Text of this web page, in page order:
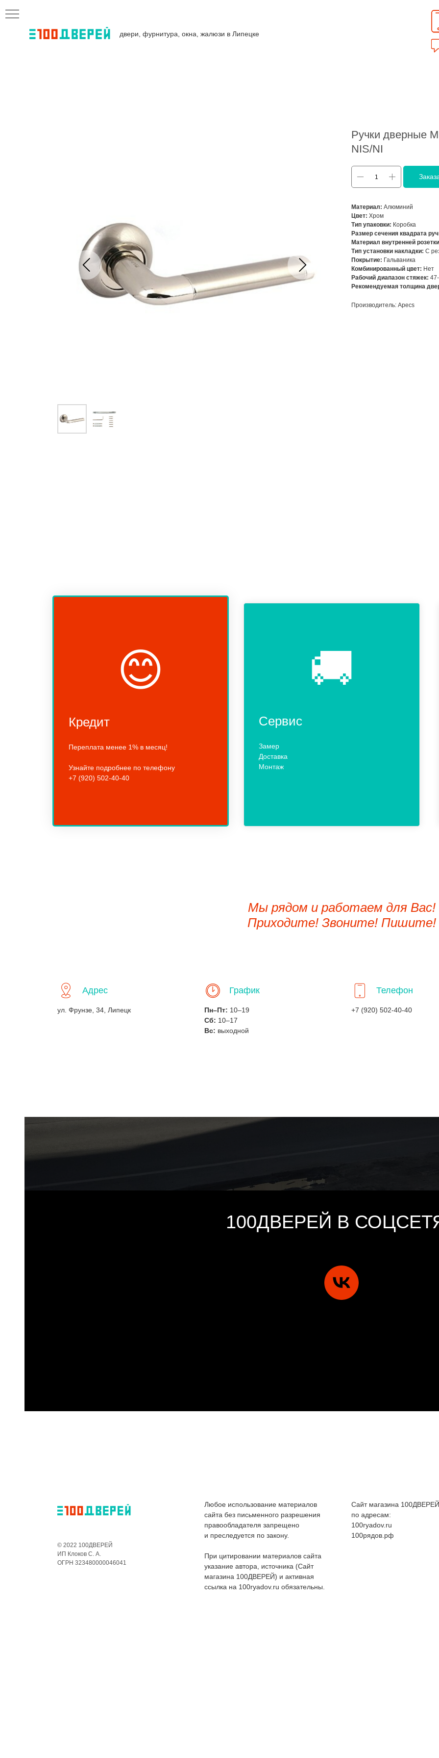
двери, фурнитура, окна, жалюзи в Липецке
Ручки дверные
NIS/NI
Материал: Алюминий
Цвет: Хром
Тип упаковки: Коробка
Размер сечения квадрата
Материал внутренней
Тип установки накладки: С
Покрытие: Гальваника
Комбинированный цвет: Нет
Рабочий диапазон стяжек:
Рекомендуемая толщина
Производитель: Apecs
😊
Кредит
Переплата менее 1% в месяц!
Узнайте подробнее по телефону
+7 (920) 502-40-40
🚚
Сервис
Замер
Доставка
Монтаж
Мы рядом и работаем для Вас!
Приходите! Звоните! Пишите!
Адрес
ул. Фрунзе, 34, Липецк
График
Пн–Пт: 10–19
Сб: 10–17
Вс: выходной
Телефон
+7 (920) 502-40-40
100ДВЕРЕЙ В
© 2022 100ДВЕРЕЙ
ИП Клоков С. А.
ОГРН 323480000046041
Любое использование материалов
сайта без письменного разрешения
правообладателя запрещено
и преследуется по закону.
При цитировании материалов сайта
указание автора, источника (Сайт
магазина 100ДВЕРЕЙ) и активная
ссылка на 100ryadov.ru обязательны.
Сайт магазина
по адресам:
100ryadov.ru
100рядов.рф